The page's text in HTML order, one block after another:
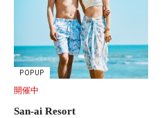
POPUP
開催中
San-ai Resort